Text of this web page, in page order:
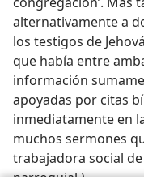
alternativamente a
los testigos de
que había entre
información
apoyadas por citas
inmediatamente en
muchos sermones
trabajadora social
parroquial.)